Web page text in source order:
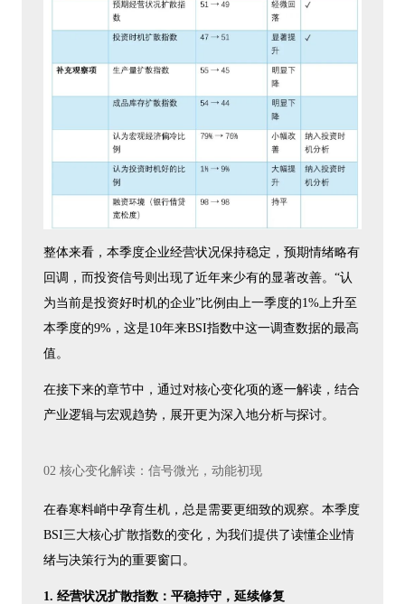
整体来看，本季度企业经营状况保持稳定，预期情绪略有
回调，而投资信号则出现了近年来少有的显著改善。“认
为当前是投资好时机的企业”比例由上一季度的1%上升至
本季度的9%，这是10年来BSI指数中这一调查数据的最高
值。
在接下来的章节中，通过对核心变化项的逐一解读，结合
产业逻辑与宏观趋势，展开更为深入地分析与探讨。
02 核心变化解读：信号微光，动能初现
在春寒料峭中孕育生机，总是需要更细致的观察。本季度
BSI三大核心扩散指数的变化，为我们提供了读懂企业情
绪与决策行为的重要窗口。
1. 经营状况扩散指数：平稳持守，延续修复